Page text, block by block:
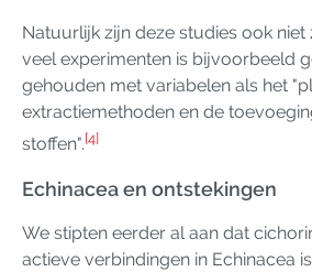
Natuurlijk zijn deze studies ook niet
veel experimenten is bijvoorbeeld
gehouden met variabelen als het
extractiemethoden en de
stoffen".[4]
Echinacea en ontstekingen
We stipten eerder al aan dat
actieve verbindingen in Echinacea